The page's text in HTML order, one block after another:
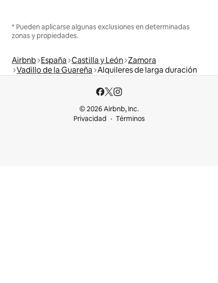
* Pueden aplicarse algunas exclusiones en determinadas
zonas y propiedades.
Airbnb España Castilla y León Zamora
Vadillo de la Guareña Alquileres de larga duración
© 2026 Airbnb, Inc.
Privacidad
Términos